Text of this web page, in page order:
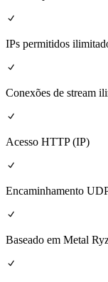
IPs permitidos
Conexões de stream
Acesso HTTP (IP)
Encaminhamento
Baseado em Metal